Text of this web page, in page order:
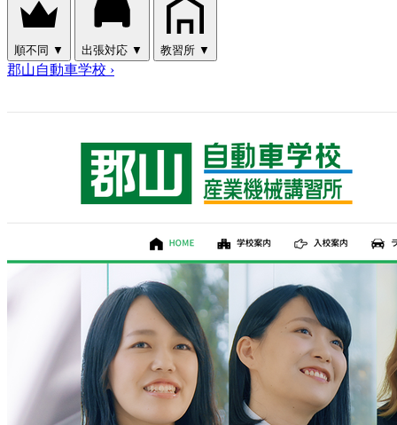
順不同 ▼ 出張対応 ▼ 教習所 ▼
郡山自動車学校 ›